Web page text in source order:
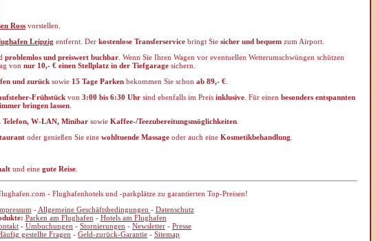
Ross vorstellen.
Leipzig entfernt. Der kostenlose Transferservice bringt Sie sicher und bequem zum Airport.
problemlos und preiswert buchbar . Wenn Sie Ihren Wagen vor eventuellen Wetterumschwüngen schützen
von nur 10,- € einen Stellplatz in der Tiefgarage sichern.
und zurück sowie 15 Tage Parken bekommen Sie schon ab 89,- €
Frühstück von 3:00 bis 6:30 Uhr sind ebenfalls im Preis inklusive . Für einen besonders entspannten
bringen lassen
Telefon, W-LAN, Minibar sowie Kaffee-/Teezubereitungsmöglichkeiten
oder genießen Sie eine wohltuende Massage oder auch eine Kosmetikbehandlung
und eine gute Reise
- Flughafenhotels und -parkplätze zu garantierten Top-Preisen!
- Allgemeine Geschäftsbedingungen - Datenschutz
Parken am Flughafen - Hotels am Flughafen
- Umbuchungen - Stornierungen - Newsletter - Presse
gestellte Fragen - Geld-zurück-Garantie - Sitemap